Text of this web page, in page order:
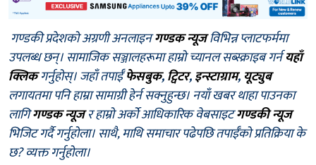
गण्डकी प्रदेशको अग्रणी अनलाइनगण्डक न्यूजविभिन्न प्लाटफर्ममा
उपलब्ध छन्। सामाजिक सञ्जालहरूमा हाम्रो च्यानल सब्स्क्राइब गर्नयहाँ
क्लिकगर्नुहोस्। जहाँ तपाईँफेसबुक,ट्विटर,इन्स्टाग्राम, यूट्युब
लगायतमा पनि हाम्रा सामाग्री हेर्न सक्नुहुन्छ। नयाँ खबर थाहा पाउनका
लागिगण्डक न्यूजर हाम्रो अर्को आधिकारिक वेबसाइटगण्डकी न्यूज
भिजिट गर्दै गर्नुहोला। साथै, माथि समाचार पढेपछि तपाईँको प्रतिक्रिया के
छ? व्यक्त गर्नुहोला।